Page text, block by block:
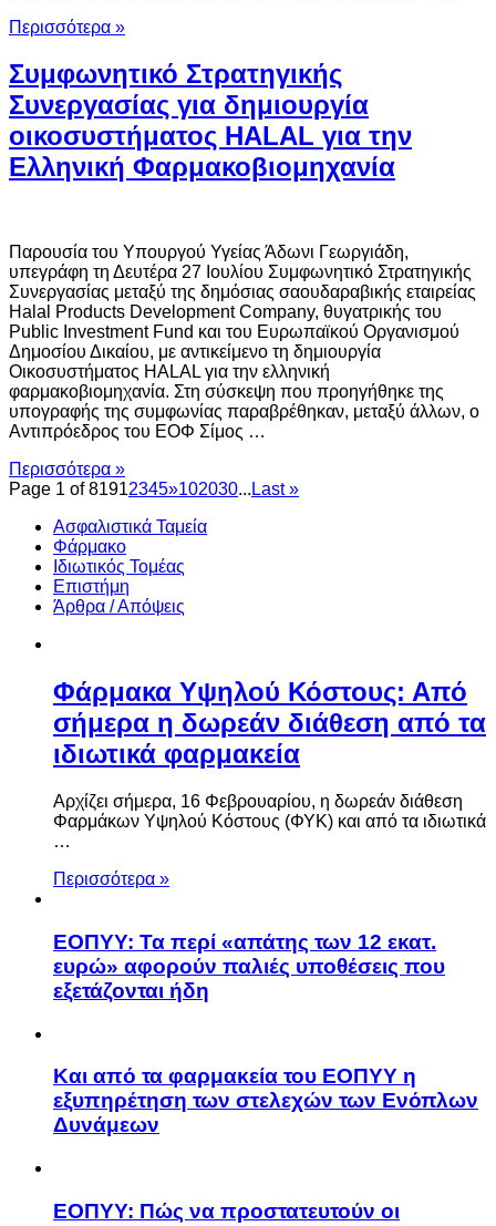
Περισσότερα »
Συμφωνητικό Στρατηγικής
Συνεργασίας για δημιουργία
οικοσυστήματος HALAL για την
Ελληνική Φαρμακοβιομηχανία
Παρουσία του Υπουργού Υγείας Άδωνι Γεωργιάδη,
υπεγράφη τη Δευτέρα 27 Ιουλίου Συμφωνητικό Στρατηγικής
Συνεργασίας μεταξύ της δημόσιας σαουδαραβικής εταιρείας
Halal Products Development Company, θυγατρικής του
Public Investment Fund και του Ευρωπαϊκού Οργανισμού
Δημοσίου Δικαίου, με αντικείμενο τη δημιουργία
Οικοσυστήματος HALAL για την ελληνική
φαρμακοβιομηχανία. Στη σύσκεψη που προηγήθηκε της
υπογραφής της συμφωνίας παραβρέθηκαν, μεταξύ άλλων, ο
Αντιπρόεδρος του ΕΟΦ Σίμος …
Περισσότερα »
Page 1 of 81912345»102030... Last »
Ασφαλιστικά Ταμεία
Φάρμακο
Ιδιωτικός Τομέας
Επιστήμη
Άρθρα / Απόψεις
Φάρμακα Υψηλού Κόστους: Από
σήμερα η δωρεάν διάθεση από τα
ιδιωτικά φαρμακεία
Αρχίζει σήμερα, 16 Φεβρουαρίου, η δωρεάν διάθεση
Φαρμάκων Υψηλού Κόστους (ΦΥΚ) και από τα ιδιωτικά
…
Περισσότερα »
ΕΟΠΥΥ: Τα περί «απάτης των 12 εκατ.
ευρώ» αφορούν παλιές υποθέσεις που
εξετάζονται ήδη
Και από τα φαρμακεία του ΕΟΠΥΥ η
εξυπηρέτηση των στελεχών των Ενόπλων
Δυνάμεων
ΕΟΠΥΥ: Πώς να προστατευτούν οι